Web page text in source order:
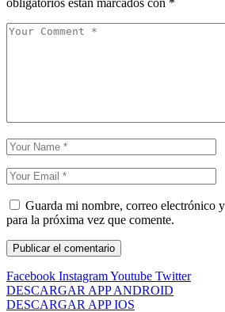
Guarda mi nombre, correo electrónico
para la próxima vez que comente.
Facebook InstagramYoutube Twitter
DESCARGAR APP ANDROID
DESCARGAR APP IOS